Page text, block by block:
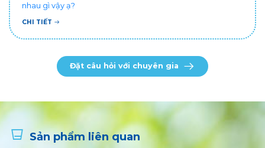
nhau gì vậy ạ?
CHI TIẾT
Đặt câu hỏi với chuyên gia
Sản phẩm liên quan